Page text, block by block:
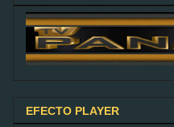
EFECTO PLAYER